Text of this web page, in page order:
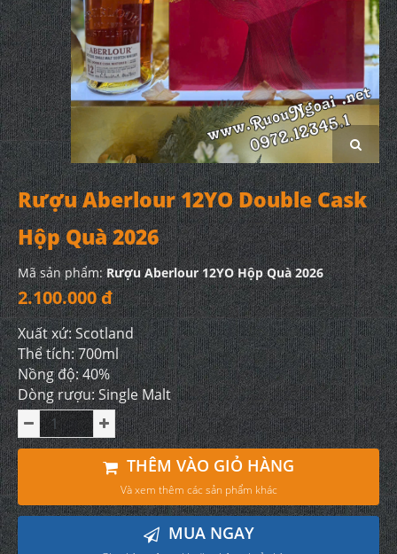
Rượu Aberlour 12YO Double Cask
Hộp Quà 2026
Mã sản phẩm:Rượu Aberlour 12YO Hộp Quà 2026
2.100.000 đ
Xuất xứ: Scotland
Thể tích: 700ml
Nồng độ: 40%
Dòng rượu: Single Malt
THÊM VÀO GIỎ HÀNG
Và xem thêm các sản phẩm khác
MUA NGAY